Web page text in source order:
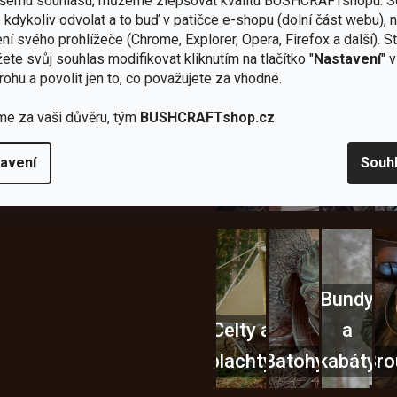
kdykoliv odvolat a to buď v patičce e-shopu (dolní část webu),
svého prohlížeče (Chrome, Explorer, Opera, Firefox a další).
svůj souhlas modifikovat kliknutím na tlačítko "Nastavení"
a povolit jen to, co považujete za vhodné.
za vaši důvěru, tým BUSHCRAFTshop.cz
sami
testujeme
U nás
nekoupíte
„zajíce v
pytli“
kamenné
prodejny
Navštivte
nás v
Praze a
Šumperku
značka
JuBö
Poctivá
ruční
výroba
v ČR
Vybavení, na které
kartuše
Celty a
plachtyBatohy
Bundy
a
kabáty